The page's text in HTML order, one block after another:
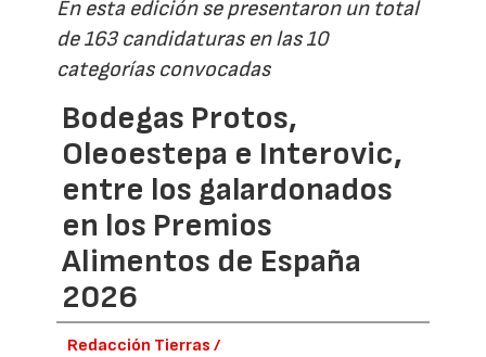
En esta edición se presentaron un total
de 163 candidaturas en las 10
categorías convocadas
Bodegas Protos,
Oleoestepa e Interovic,
entre los galardonados
en los Premios
Alimentos de España
2026
Redacción Tierras /